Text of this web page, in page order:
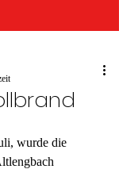
wurde die